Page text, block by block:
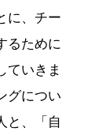
に、チー
るために
ていきま
グについ
と、「自